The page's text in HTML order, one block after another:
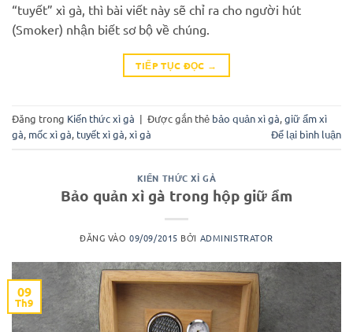
“tuyết” xì gà, thì bài viết này sẽ chỉ ra cho người hút
(Smoker) nhận biết sơ bộ về chúng.
TIẾP TỤC ĐỌC →
Đăng trong Kiến thức xì gà | Được gắn thẻ bảo quản xì gà,giữ ẩm xì
gà, mốc xì gà, tuyết xì gà,xì gà Để lại bình luận
KIẾN THỨC XÌ GÀ
Bảo quản xì gà trong hộp giữ ẩm
ĐĂNG VÀO09/09/2015 BỞI ADMINISTRATOR
09
Th9